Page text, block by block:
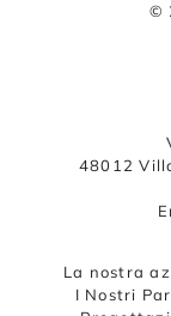
©
48012
La nostra
I Nostri